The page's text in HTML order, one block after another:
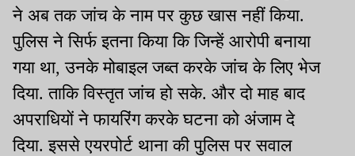
ने अब तक जांच के नाम पर कुछ खास नहीं किया.
पुलिस ने सिर्फ इतना किया कि जिन्हें आरोपी बनाया
गया था, उनके मोबाइल जब्त करके जांच के लिए भेज
दिया. ताकि विस्तृत जांच हो सके. और दो माह बाद
अपराधियों ने फायरिंग करके घटना को अंजाम दे
दिया. इससे एयरपोर्ट थाना की पुलिस पर सवाल